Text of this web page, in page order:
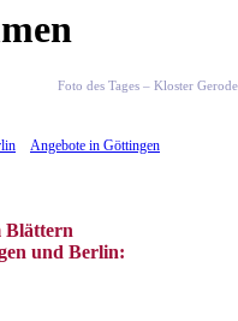
Foto des Tages – Kloster Gerode
Angebote in Göttingen
Blättern
und Berlin: